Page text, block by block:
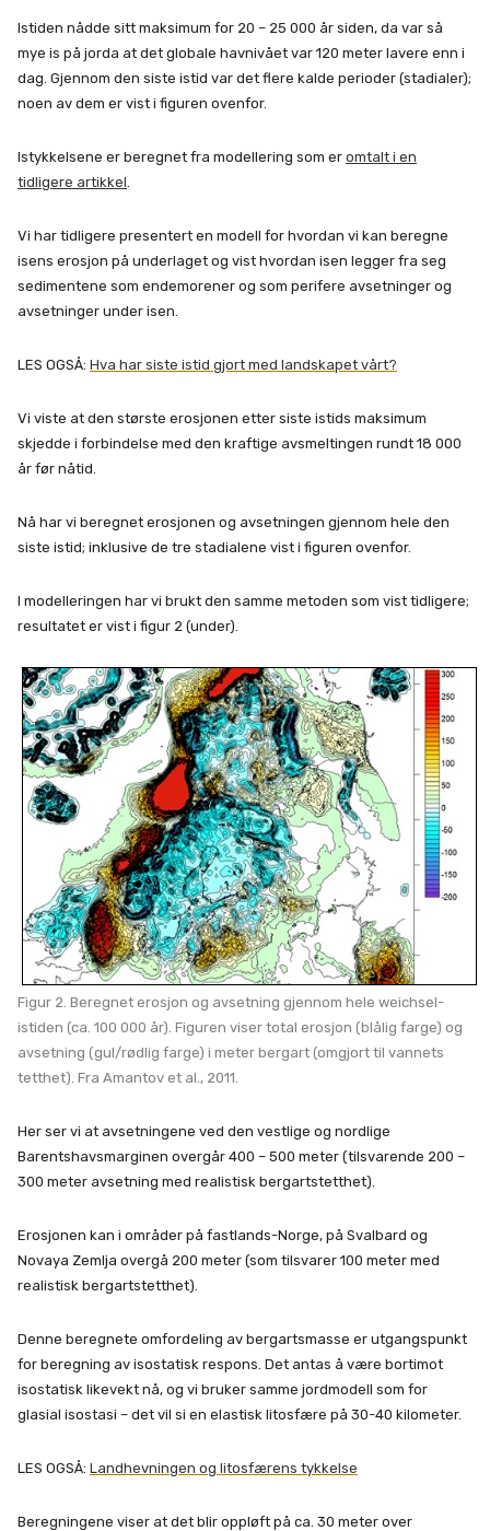
Istiden nådde sitt maksimum for 20 – 25 000 år siden, da var så
mye is på jorda at det globale havnivået var 120 meter lavere enn i
dag. Gjennom den siste istid var det flere kalde perioder (stadialer);
noen av dem er vist i figuren ovenfor.
Istykkelsene er beregnet fra modellering som er omtalt i en
tidligere artikkel.
Vi har tidligere presentert en modell for hvordan vi kan beregne
isens erosjon på underlaget og vist hvordan isen legger fra seg
sedimentene som endemorener og som perifere avsetninger og
avsetninger under isen.
LES OGSÅ: Hva har siste istid gjort med landskapet vårt?
Vi viste at den største erosjonen etter siste istids maksimum
skjedde i forbindelse med den kraftige avsmeltingen rundt 18 000
år før nåtid.
Nå har vi beregnet erosjonen og avsetningen gjennom hele den
siste istid; inklusive de tre stadialene vist i figuren ovenfor.
I modelleringen har vi brukt den samme metoden som vist tidligere;
resultatet er vist i figur 2 (under).
Figur 2. Beregnet erosjon og avsetning gjennom hele weichsel-
istiden (ca. 100 000 år). Figuren viser total erosjon (blålig farge) og
avsetning (gul/rødlig farge) i meter bergart (omgjort til vannets
tetthet). Fra Amantov et al., 2011.
Her ser vi at avsetningene ved den vestlige og nordlige
Barentshavsmarginen overgår 400 – 500 meter (tilsvarende 200 –
300 meter avsetning med realistisk bergartstetthet).
Erosjonen kan i områder på fastlands-Norge, på Svalbard og
Novaya Zemlja overgå 200 meter (som tilsvarer 100 meter med
realistisk bergartstetthet).
Denne beregnete omfordeling av bergartsmasse er utgangspunkt
for beregning av isostatisk respons. Det antas å være bortimot
isostatisk likevekt nå, og vi bruker samme jordmodell som for
glasial isostasi – det vil si en elastisk litosfære på 30-40 kilometer.
LES OGSÅ: Landhevningen og litosfærens tykkelse
Beregningene viser at det blir oppløft på ca. 30 meter over